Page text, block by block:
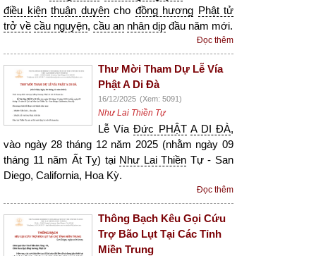
điều kiện thuận duyêncho đồng hương Phật tử
trở về cầu nguyện, cầu an nhân dịp đầu năm mới.
Đọc thêm
Thư Mời Tham Dự Lễ Vía
Phật A Di Đà
16/12/2025 (Xem: 5091)
Như Lai Thiền Tự
Lễ VíaĐức PHẬT A DI ĐÀ,
vào ngày 28 tháng 12 năm 2025 (nhằm ngày 09
tháng 11 năm Ất Tỵ) tại Như Lai Thiền Tự - San
Diego, California, Hoa Kỳ.
Đọc thêm
Thông Bạch Kêu Gọi Cứu
Trợ Bão Lụt Tại Các Tỉnh
Miền Trung